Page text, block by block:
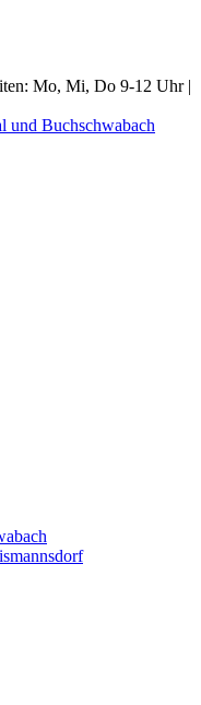
Mo, Mi, Do 9-12 Uhr |